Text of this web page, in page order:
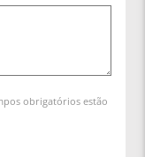
obrigatórios estão